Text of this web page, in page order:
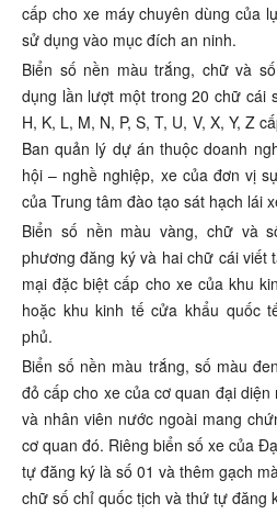
cấp cho xe máy chuyên dùng của
sử dụng vào mục đích an ninh.
Biển số nền màu trắng, chữ và
dụng lần lượt một trong 20 chữ cái
H, K, L, M, N, P, S, T, U, V, X, Y, Z
Ban quản lý dự án thuộc doanh
hội – nghề nghiệp, xe của đơn vị
của Trung tâm đào tạo sát hạch lái
Biển số nền màu vàng, chữ và
phương đăng ký và hai chữ cái viết
mại đặc biệt cấp cho xe của khu
hoặc khu kinh tế cửa khẩu quốc
phủ.
Biển số nền màu trắng, số màu
đỏ cấp cho xe của cơ quan đại
và nhân viên nước ngoài mang
cơ quan đó. Riêng biển số xe của
tự đăng ký là số 01 và thêm gạch
chữ số chỉ quốc tịch và thứ tự đăng